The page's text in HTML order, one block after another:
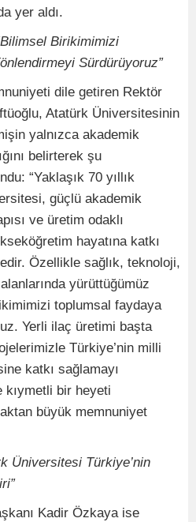
yer aldı.
Birikimimizi
Sürdürüyoruz”
dile getiren Rektör
Atatürk Üniversitesinin
yalnızca akademik
belirterek şu
“Yaklaşık 70 yıllık
güçlü akademik
ve üretim odaklı
hayatına katkı
Özellikle sağlık, teknoloji,
yürüttüğümüz
toplumsal faydaya
Yerli ilaç üretimi başta
Türkiye’nin milli
katkı sağlamayı
bir heyeti
büyük memnuniyet
Üniversitesi Türkiye’nin
Kadir Özkaya ise